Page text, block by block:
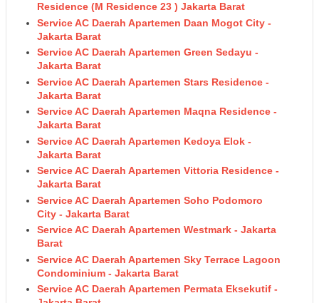
Residence (M Residence 23 ) Jakarta Barat
Service AC Daerah Apartemen Daan Mogot City -
Jakarta Barat
Service AC Daerah Apartemen Green Sedayu -
Jakarta Barat
Service AC Daerah Apartemen Stars Residence -
Jakarta Barat
Service AC Daerah Apartemen Maqna Residence -
Jakarta Barat
Service AC Daerah Apartemen Kedoya Elok -
Jakarta Barat
Service AC Daerah Apartemen Vittoria Residence -
Jakarta Barat
Service AC Daerah Apartemen Soho Podomoro
City - Jakarta Barat
Service AC Daerah Apartemen Westmark - Jakarta
Barat
Service AC Daerah Apartemen Sky Terrace Lagoon
Condominium - Jakarta Barat
Service AC Daerah Apartemen Permata Eksekutif -